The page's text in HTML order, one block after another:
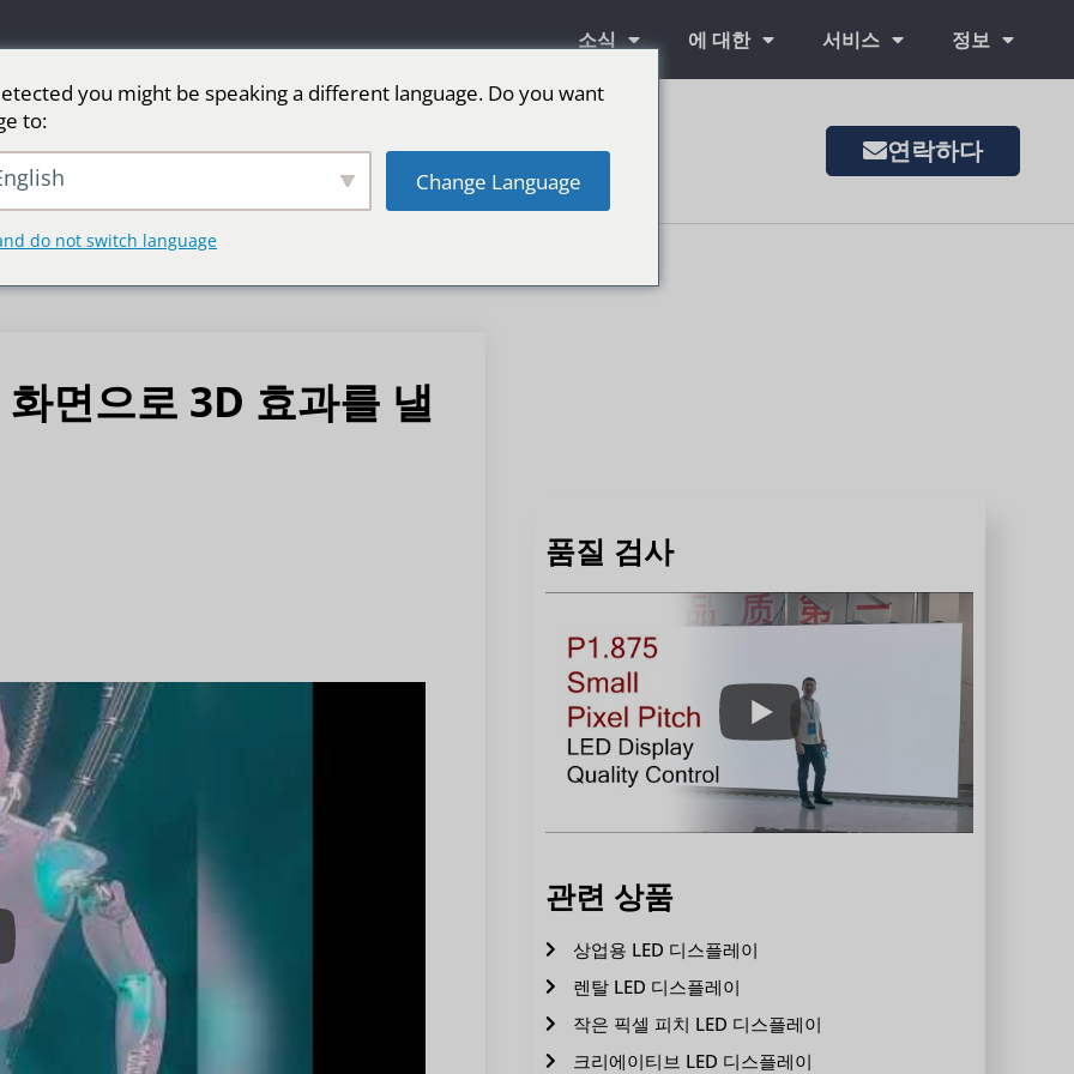
소식 에 대한 서비스 정보
면 단계를 위한 LED 스크린 스포츠 더 많은 시장 연락하다
면으로 3D 효과를 낼
품질 검사
관련 상품
상업용 LED 디스플레이
렌탈 LED 디스플레이
작은 픽셀 피치 LED 디스플레이
크리에이티브 LED 디스플레이
you might be speaking a different language. Do you want
to:
Change Language
do not switch language